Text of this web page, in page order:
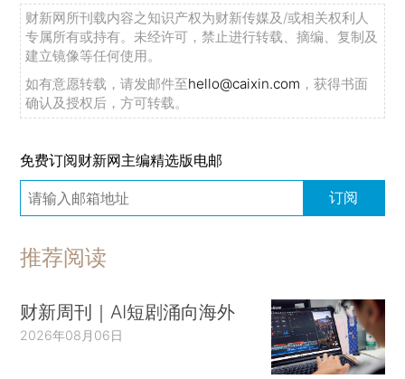
财新网所刊载内容之知识产权为财新传媒及/或相关权利人
专属所有或持有。未经许可，禁止进行转载、摘编、复制及
建立镜像等任何使用。
如有意愿转载，请发邮件至hello@caixin.com ，获得书面
确认及授权后，方可转载。
免费订阅财新网主编精选版电邮
订阅
推荐阅读
财新周刊｜AI短剧涌向海外
2026年08月06日